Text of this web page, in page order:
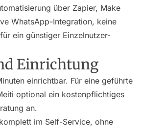
über Zapier, Make
WhatsApp-Integration, keine
ein günstiger Einzelnutzer-
Einrichtung
einrichtbar. Für eine geführte
optional ein kostenpflichtiges
an.
im Self-Service, ohne